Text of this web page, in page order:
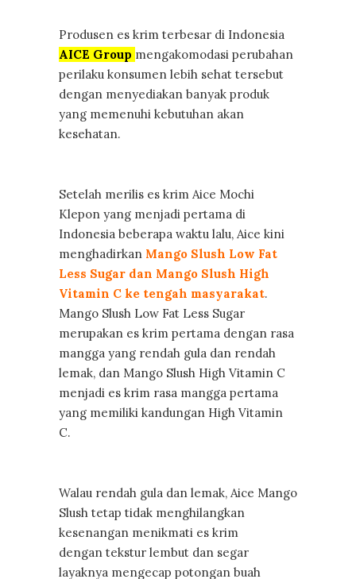
Produsen es krim terbesar di Indonesia
AICE Group mengakomodasi perubahan
perilaku konsumen lebih sehat tersebut
dengan menyediakan banyak produk
yang memenuhi kebutuhan akan
kesehatan.
Setelah merilis es krim Aice Mochi
Klepon yang menjadi pertama di
Indonesia beberapa waktu lalu, Aice kini
menghadirkan Mango Slush Low Fat
Less Sugar dan Mango Slush High
Vitamin C ke tengah masyarakat.
Mango Slush Low Fat Less Sugar
merupakan es krim pertama dengan rasa
mangga yang rendah gula dan rendah
lemak, dan Mango Slush High Vitamin C
menjadi es krim rasa mangga pertama
yang memiliki kandungan High Vitamin
C.
Walau rendah gula dan lemak, Aice Mango
Slush tetap tidak menghilangkan
kesenangan menikmati es krim
dengan tekstur lembut dan segar
layaknya mengecap potongan buah